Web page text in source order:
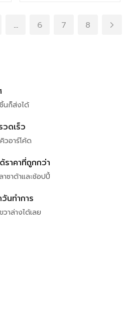
… 6 7 8
นก็ส่งได้
วดเร็ว
วอาร์โค้ด
ราคาที่ถูกกว่า
าซาด้าและช้อปปี้
นทำการ
าล่างได้เลย